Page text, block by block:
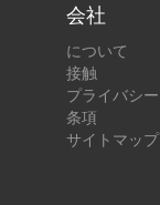
会社
について
接触
プライバシー
条項
サイトマップ